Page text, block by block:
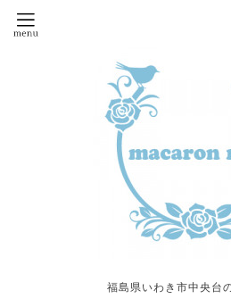
福島県いわき市中央台